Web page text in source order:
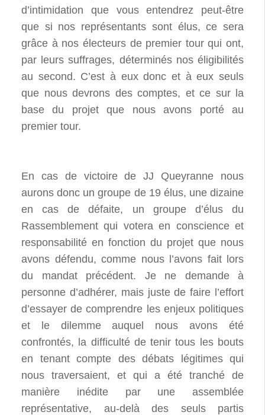
d’intimidation que vous entendrez peut-être
que si nos représentants sont élus, ce sera
grâce à nos électeurs de premier tour qui ont,
par leurs suffrages, déterminés nos éligibilités
au second. C’est à eux donc et à eux seuls
que nous devrons des comptes, et ce sur la
base du projet que nous avons porté au
premier tour.
En cas de victoire de JJ Queyranne nous
aurons donc un groupe de 19 élus, une dizaine
en cas de défaite, un groupe d’élus du
Rassemblement qui votera en conscience et
responsabilité en fonction du projet que nous
avons défendu, comme nous l’avons fait lors
du mandat précédent. Je ne demande à
personne d’adhérer, mais juste de faire l’effort
d’essayer de comprendre les enjeux politiques
et le dilemme auquel nous avons été
confrontés, la difficulté de tenir tous les bouts
en tenant compte des débats légitimes qui
nous traversaient, et qui a été tranché de
manière inédite par une assemblée
représentative, au-delà des seuls partis